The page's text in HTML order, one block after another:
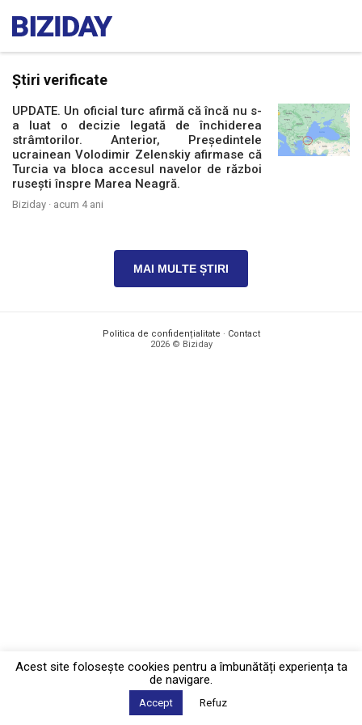
Știri verificate
UPDATE. Un oficial turc afirmă că încă nu s-
a luat o decizie legată de închiderea
strâmtorilor. Anterior, Președintele
ucrainean Volodimir Zelenskiy afirmase că
Turcia va bloca accesul navelor de război
rusești înspre Marea Neagră.
Biziday · acum 4 ani
MAI MULTE ȘTIRI
Politica de confidențialitate · Contact
2026 © Biziday
Acest site foloseşte cookies pentru a îmbunătăți experiența ta
de navigare.
Accept Refuz